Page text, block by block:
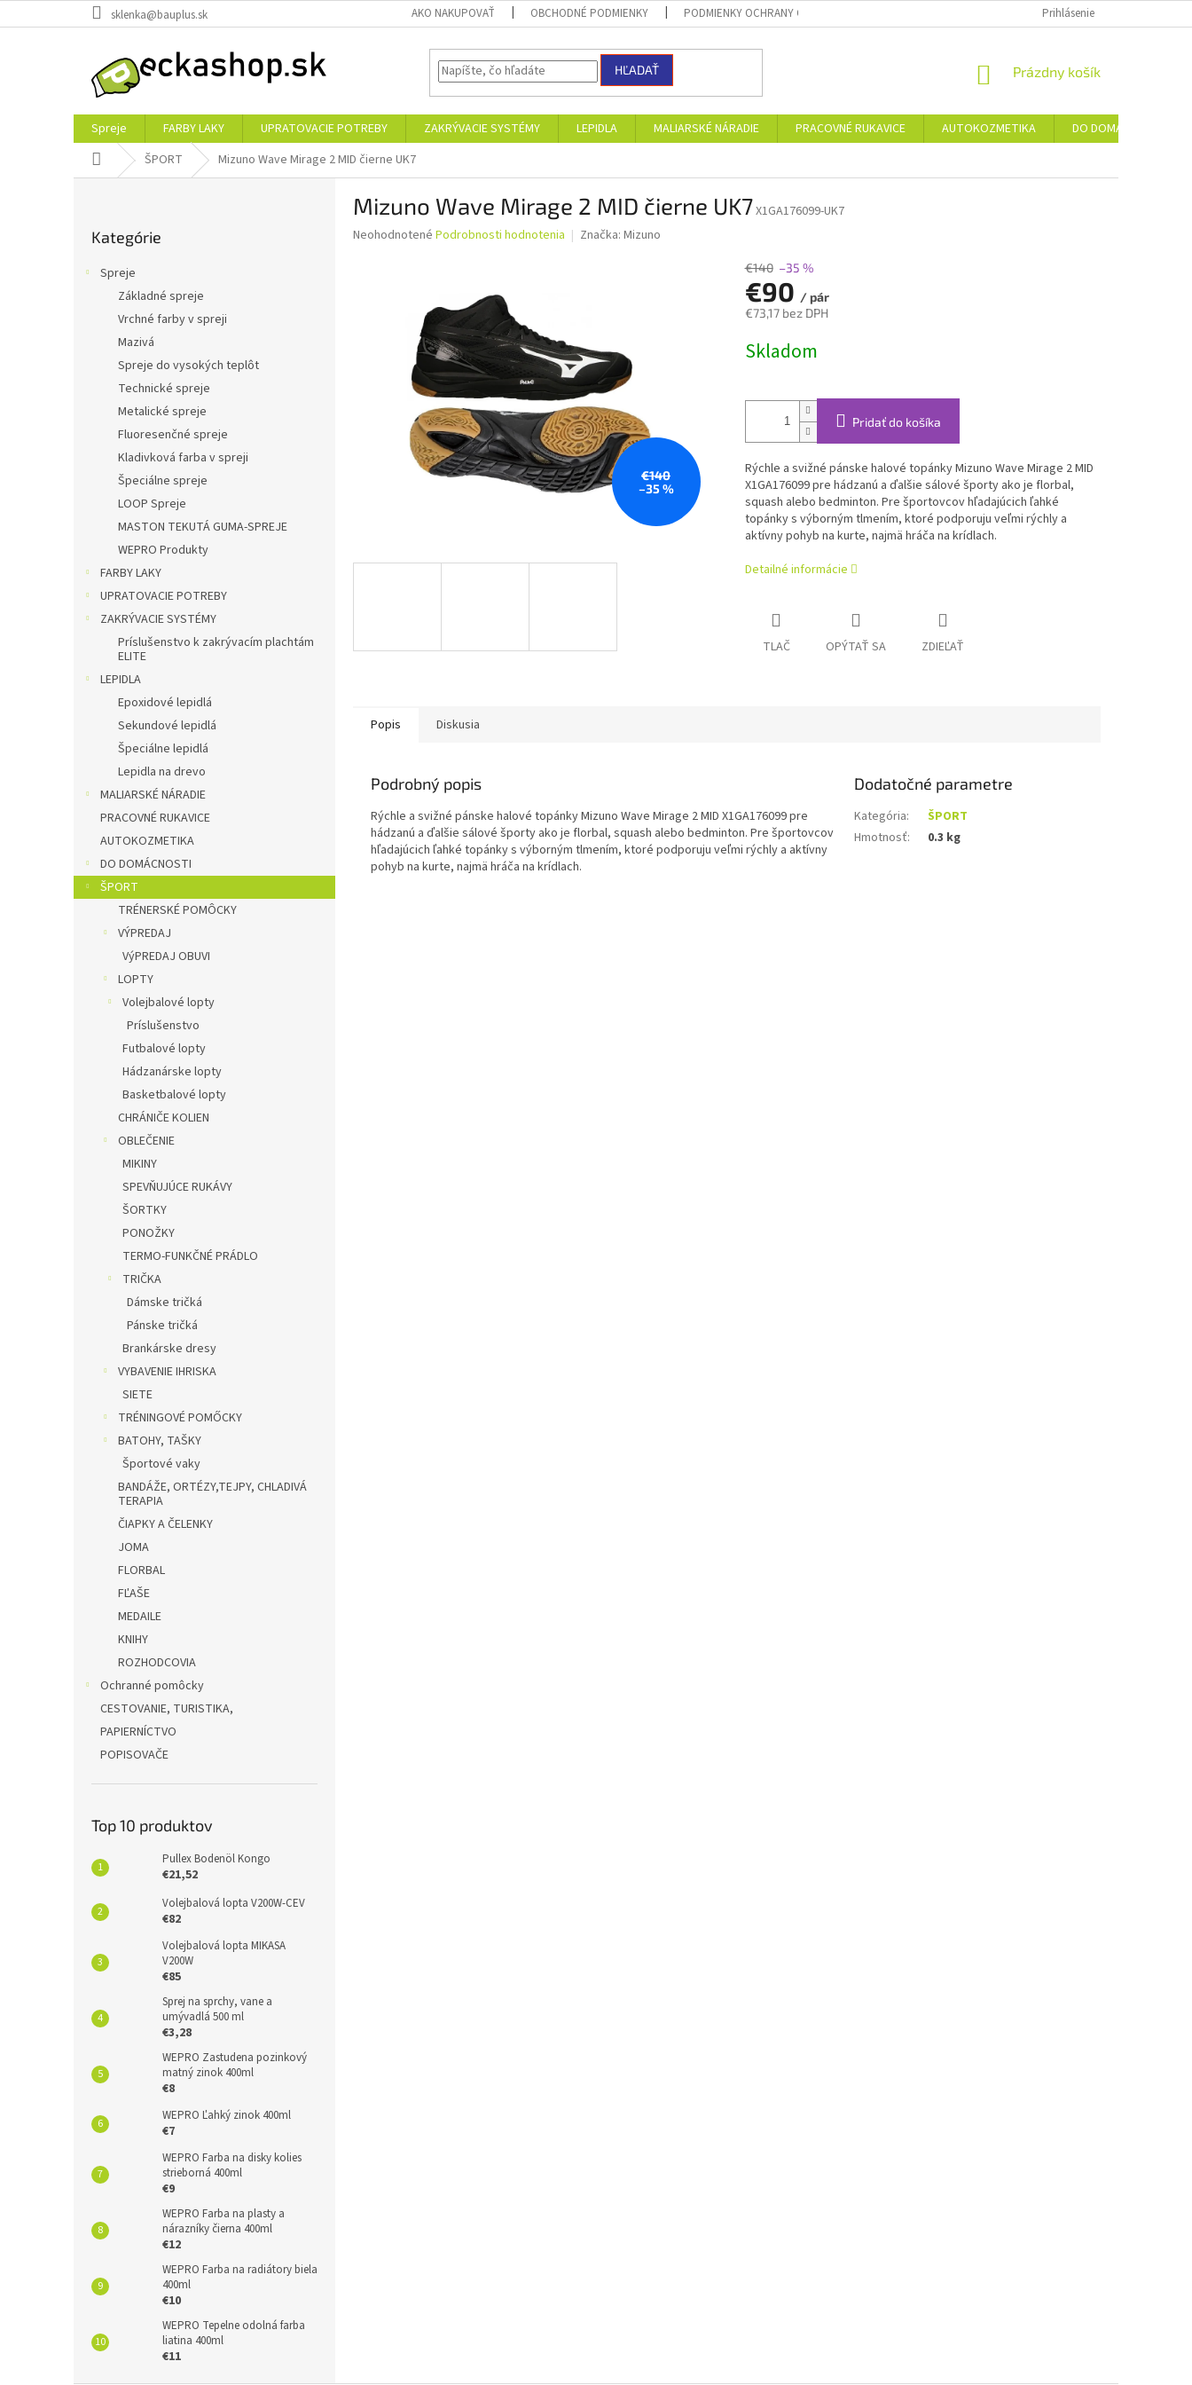
na
sklenka@bauplus.sk AKO NAKUPOVAŤ OBCHODNÉ PODMIENKY PODMIENKY OCHRANY OSOBNÝCH ÚDAJOV Prihlásenie
HĽADAŤ
NÁKUPNÝ
Prázdny košík
Spreje FARBY LAKY UPRATOVACIE POTREBY ZAKRÝVACIE SYSTÉMY LEPIDLA MALIARSKÉ NÁRADIE PRACOVNÉ RUKAVICE AUTOKOZMETIKA
DO DOMÁCNOSTI
DomovŠPORT Mizuno Wave Mirage 2 MID čierne UK7
kategórie
Kategórie
Spreje
Základné spreje
Vrchné farby v spreji
Mazivá
Spreje do vysokých teplôt
Technické spreje
Metalické spreje
Fluoresenčné spreje
Kladivková farba v spreji
Špeciálne spreje
LOOP Spreje
MASTON TEKUTÁ GUMA-SPREJE
WEPRO Produkty
FARBY LAKY
UPRATOVACIE POTREBY
ZAKRÝVACIE SYSTÉMY
Príslušenstvo k zakrývacím plachtám
ELITE
LEPIDLA
Epoxidové lepidlá
Sekundové lepidlá
Špeciálne lepidlá
Lepidla na drevo
MALIARSKÉ NÁRADIE
PRACOVNÉ RUKAVICE
AUTOKOZMETIKA
DO DOMÁCNOSTI
ŠPORT
TRÉNERSKÉ POMÔCKY
VÝPREDAJ
VýPREDAJ OBUVI
LOPTY
Volejbalové lopty
Príslušenstvo
Futbalové lopty
Hádzanárske lopty
Basketbalové lopty
CHRÁNIČE KOLIEN
OBLEČENIE
MIKINY
SPEVŇUJÚCE RUKÁVY
ŠORTKY
PONOŽKY
TERMO-FUNKČNÉ PRÁDLO
TRIČKA
Dámske tričká
Pánske tričká
Brankárske dresy
VYBAVENIE IHRISKA
SIETE
TRÉNINGOVÉ POMŐCKY
BATOHY, TAŠKY
Športové vaky
BANDÁŽE, ORTÉZY,TEJPY, CHLADIVÁ
TERAPIA
ČIAPKY A ČELENKY
JOMA
FLORBAL
FĽAŠE
MEDAILE
KNIHY
ROZHODCOVIA
Ochranné pomôcky
CESTOVANIE, TURISTIKA,
PAPIERNÍCTVO
POPISOVAČE
Top 10 produktov
Pullex Bodenöl Kongo
€21,52
Volejbalová lopta V200W-CEV
€82
Volejbalová lopta MIKASA
V200W
€85
Sprej na sprchy, vane a
umývadlá 500 ml
€3,28
WEPRO Zastudena pozinkový
matný zinok 400ml
€8
WEPRO Ľahký zinok 400ml
€7
WEPRO Farba na disky kolies
strieborná 400ml
€9
WEPRO Farba na plasty a
nárazníky čierna 400ml
€12
WEPRO Farba na radiátory biela
400ml
€10
WEPRO Tepelne odolná farba
liatina 400ml
€11
Mizuno Wave Mirage 2 MID čierne UK7X1GA176099-UK7
Priemerné
Neohodnotené Podrobnosti hodnotenia Značka: Mizuno
€140
–35 %
€140 –35 %
€90 / pár
€73,17 bez DPH
cena:
Skladom
Pridať do košíka
Rýchle a svižné pánske halové topánky Mizuno Wave Mirage 2 MID
X1GA176099 pre hádzanú a ďalšie sálové športy ako je florbal,
squash alebo bedminton. Pre športovcov hľadajúcich ľahké
topánky s výborným tlmením, ktoré podporuju veľmi rýchly a
aktívny pohyb na kurte, najmä hráča na krídlach.
Detailné informácie
TLAČ OPÝTAŤ SA ZDIEĽAŤ
Popis Diskusia
Podrobný popis
Rýchle a svižné pánske halové topánky Mizuno Wave Mirage 2 MID X1GA176099 pre
hádzanú a ďalšie sálové športy ako je florbal, squash alebo bedminton. Pre športovcov
hľadajúcich ľahké topánky s výborným tlmením, ktoré podporuju veľmi rýchly a aktívny
pohyb na kurte, najmä hráča na krídlach.
Dodatočné parametre
Kategória:
ŠPORT
Hmotnosť: 0.3 kg